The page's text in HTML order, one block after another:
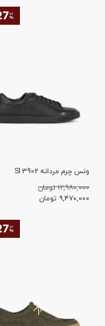
ونس چرم مردانه SI 3902
۱۲,۹۸۰,۰۰۰ تومان
۹,۴۷۰,۰۰۰ تومان